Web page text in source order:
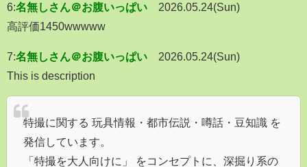
6:名無しさん＠お腹いっぱい
2026.05.24(Sun)
高評価1450wwwww
7:名無しさん＠お腹いっぱい
2026.05.24(Sun)
This is description
特撮に関する 玩具情報・都市伝説・噂話・豆知識 を
発信しています。
「特撮を大人向けに」 をコンセプトに、深掘り系の